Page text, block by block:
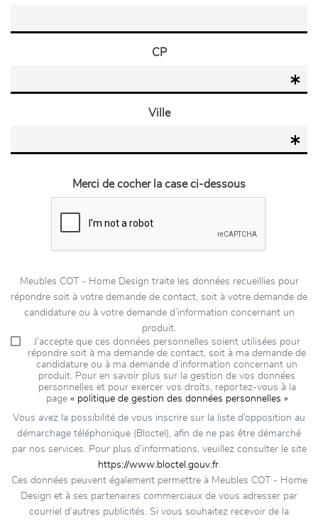
CP
Ville
Merci de cocher la case ci-dessous
Meubles COT - Home Design traite les données recueillies pour
répondre soit à votre demande de contact, soit à votre demande de
candidature ou à votre demande d’information concernant un
produit.
J’accepte que ces données personnelles soient utilisées pour
répondre soit à ma demande de contact, soit à ma demande de
candidature ou à ma demande d’information concernant un
produit. Pour en savoir plus sur la gestion de vos données
personnelles et pour exercer vos droits, reportez-vous à la
page « politique de gestion des données personnelles »
Vous avez la possibilité de vous inscrire sur la liste d’opposition au
démarchage téléphonique (Bloctel), afin de ne pas être démarché
par nos services. Pour plus d’informations, veuillez consulter le site
https://www.bloctel.gouv.fr.
Ces données peuvent également permettre à Meubles COT - Home
Design et à ses partenaires commerciaux de vous adresser par
courriel d’autres publicités. Si vous souhaitez recevoir de la